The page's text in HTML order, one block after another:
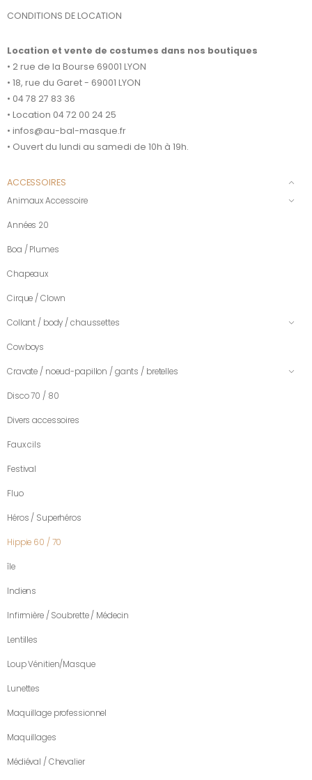
CONDITIONS DE LOCATION
Location et vente de costumes dans nos boutiques
• 2 rue de la Bourse 69001 LYON
• 18, rue du Garet - 69001 LYON
• 04 78 27 83 36
• Location 04 72 00 24 25
• infos@au-bal-masque.fr
• Ouvert du lundi au samedi de 10h à 19h.
ACCESSOIRES
Animaux Accessoire
Années 20
Boa / Plumes
Chapeaux
Cirque / Clown
Collant / body / chaussettes
Cowboys
Cravate / noeud-papillon / gants / bretelles
Disco 70 / 80
Divers accessoires
Faux cils
Festival
Fluo
Héros / Superhéros
Hippie 60 / 70
île
Indiens
Infirmière / Soubrette / Médecin
Lentilles
Loup Vénitien/Masque
Lunettes
Maquillage professionnel
Maquillages
Médiéval / Chevalier